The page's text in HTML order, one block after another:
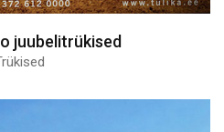
juubelitrükised